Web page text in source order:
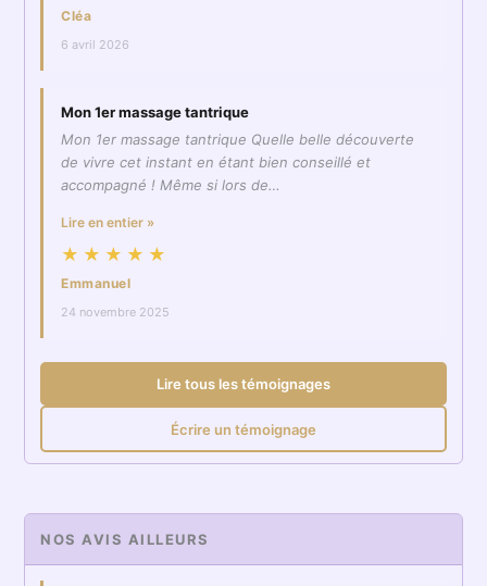
Cléa
6 avril 2026
Mon 1er massage tantrique
Mon 1er massage tantrique Quelle belle découverte
de vivre cet instant en étant bien conseillé et
accompagné ! Même si lors de…
Lire en entier »
★★★★★
Emmanuel
24 novembre 2025
Lire tous les témoignages
Écrire un témoignage
NOS AVIS AILLEURS